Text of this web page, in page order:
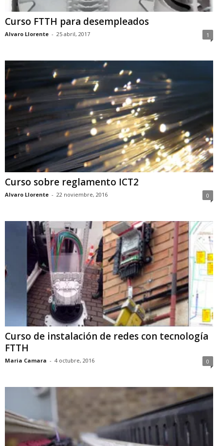
Curso FTTH para desempleados
Alvaro Llorente - 25 abril, 2017 1
Curso sobre reglamento ICT2
Alvaro Llorente - 22 noviembre, 2016 0
Curso de instalación de redes con tecnología
FTTH
Maria Camara - 4 octubre, 2016 0